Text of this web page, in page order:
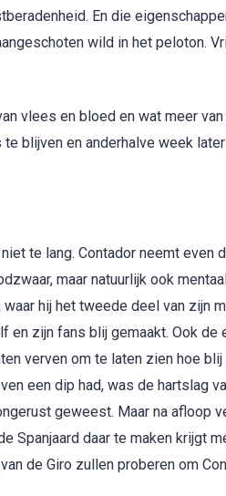
En die
wild in het peloton.
vlees en bloed en wat meer
blijven en anderhalve week later
te lang. Contador neemt
maar natuurlijk ook
waar hij het tweede deel van
zijn fans blij gemaakt. Ook de
verven om te laten zien hoe
een dip had, was de hartslag
geweest. Maar na afloop
Spanjaard daar te maken krijgt
de Giro zullen proberen om